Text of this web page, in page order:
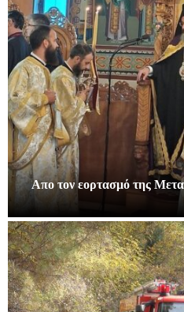
Απο τον εορτασμό της